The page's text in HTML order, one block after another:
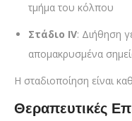
τμήμα του κόλπου
Στάδιο IV: Διήθηση
απομακρυσμένα
Η σταδιοποίηση είναι
Θεραπευτικές